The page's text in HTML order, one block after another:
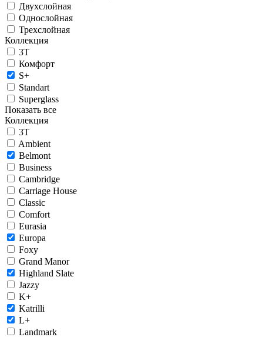
Двухслойная
Однослойная
Трехслойная
Коллекция
3T
Комфорт
S+
Standart
Superglass
Показать все
Коллекция
3T
Ambient
Belmont
Business
Cambridge
Carriage House
Classic
Comfort
Eurasia
Europa
Foxy
Grand Manor
Highland Slate
Jazzy
K+
Katrilli
L+
Landmark